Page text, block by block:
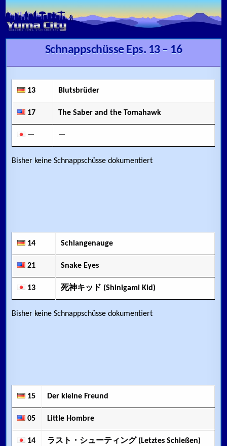
Skip to content
Schnappschüsse Eps. 13 – 16
13 Blutsbrüder
17 The Saber and the Tomahawk
— —
Bisher keine Schnappschüsse dokumentiert
14 Schlangenauge
21 Snake Eyes
13 死神キッド (Shinigami Kid)
Bisher keine Schnappschüsse dokumentiert
15 Der kleine Freund
05 Little Hombre
14 ラスト・シューティング (Letztes Schießen)